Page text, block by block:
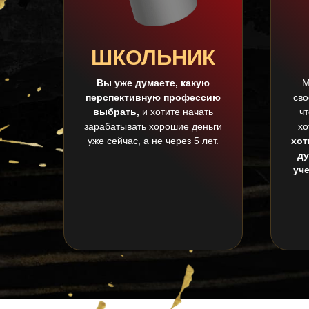
ШКОЛЬНИК
Вы уже думаете, какую
перспективную профессию
выбрать, и хотите начать
зарабатывать хорошие деньги
уже сейчас, а не через 5 лет.